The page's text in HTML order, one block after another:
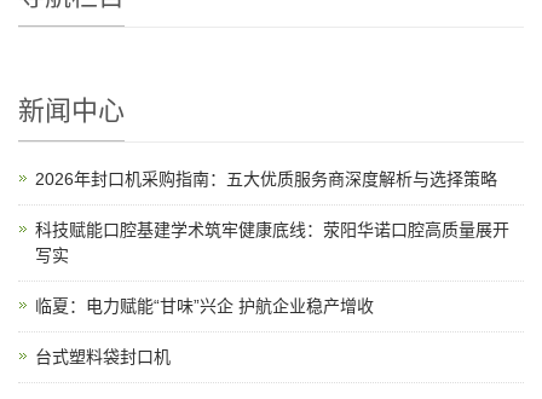
新闻中心
2026年封口机采购指南：五大优质服务商深度解析与选择策略
科技赋能口腔基建学术筑牢健康底线：荥阳华诺口腔高质量展开
写实
临夏：电力赋能“甘味”兴企 护航企业稳产增收
台式塑料袋封口机